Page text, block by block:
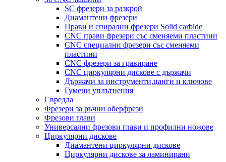
SC фрезери за разкрой
Диамантени фрезери
Прави и спирални фрезери Solid carbide
CNC прави фрезери със сменяеми пластини
CNC специални фрезери със сменяеми
пластини
CNC фрезери за гравиране
CNC циркулярни дискове с държачи
Държачи за инструменти,цанги и ключове
Гумени уплътнения
Свредла
Фрезери за ръчни оберфрези
Фрезови глави
Универсални фрезови глави и профилни ножове
Циркулярни дискове
Диамантени циркулярни дискове
Циркулярни дискове за ламинирани